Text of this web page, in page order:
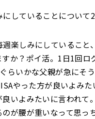
していることについて
週楽しみにしているこ
か？ポイ活。1日1回
らいかな父親が急にそ
やった方が良いよみ
いよみたいに言われて
が腰が重いなって思っ